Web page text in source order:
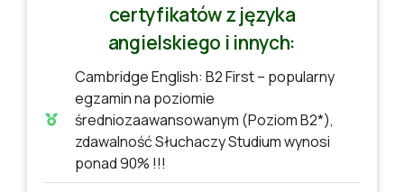
certyfikatów z języka
angielskiego i innych:
Cambridge English: B2 First – popularny
egzamin na poziomie
średniozaawansowanym (Poziom B2*),
zdawalność Słuchaczy Studium wynosi
ponad 90% !!!